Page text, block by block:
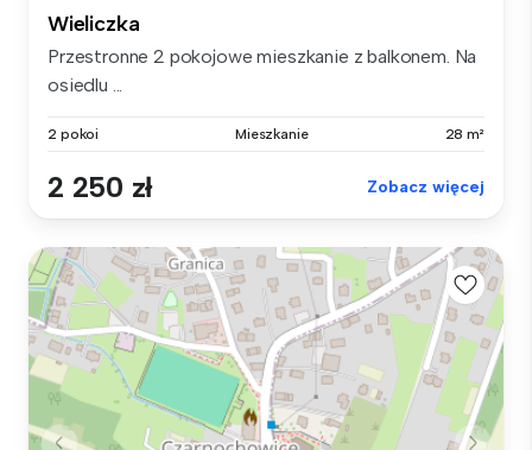
Wieliczka
Przestronne 2 pokojowe mieszkanie z balkonem. Na
osiedlu ...
2 pokoi Mieszkanie 28 m²
2 250 zł Zobacz więcej